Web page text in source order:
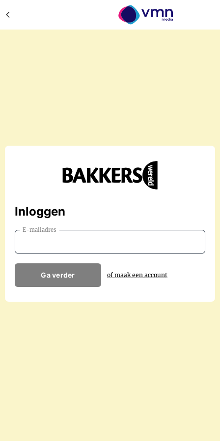
Inloggen
E-mailadres
Ga verder of maak een account